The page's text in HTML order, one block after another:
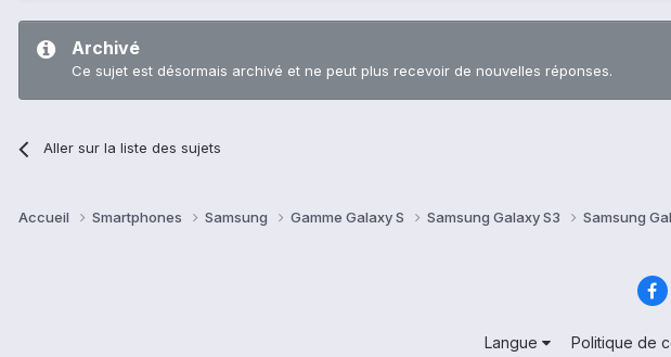
Archivé
Ce sujet est désormais archivé et ne peut plus recevoir de nouvelles réponses.
Aller sur la liste des sujets
Accueil Smartphones Samsung Gamme Galaxy S Samsung Galaxy S3 Samsung
Langue Politique de